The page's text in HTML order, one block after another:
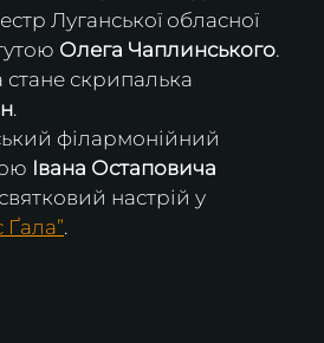
Луганської обласної
Олега Чаплинського.
скрипалька
.
філармонійний
Івана Остаповича
настрій у
.